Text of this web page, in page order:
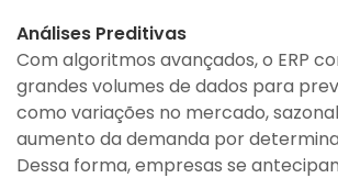
Análises Preditivas
Com algoritmos avançados, o ERP
grandes volumes de dados para
como variações no mercado,
aumento da demanda por
Dessa forma, empresas se